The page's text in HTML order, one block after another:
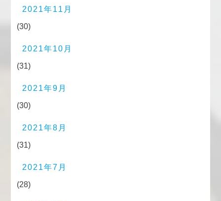
2021年11月
(30)
2021年10月
(31)
2021年9月
(30)
2021年8月
(31)
2021年7月
(28)